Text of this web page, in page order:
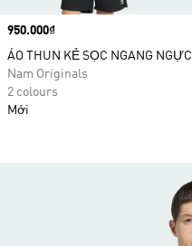
Price
950.000₫
ÁO THUN KẺ SỌC NGANG NGỰC
Nam Originals
2 colours
Mới